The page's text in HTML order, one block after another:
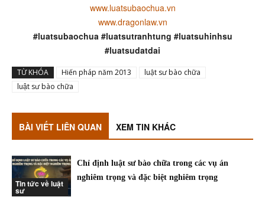
www.luatsubaochua.vn
www.dragonlaw.vn
#luatsubaochua #luatsutranhtung #luatsuhinhsu
#luatsudatdai
TỪ KHÓA Hiến pháp năm 2013
luật sư bào chữa
luật sư bào chữa
BÀI VIẾT LIÊN QUAN XEM TIN KHÁC
Tin tức về luật
sư
Chỉ định luật sư bào chữa trong các vụ án
nghiêm trọng và đặc biệt nghiêm trọng